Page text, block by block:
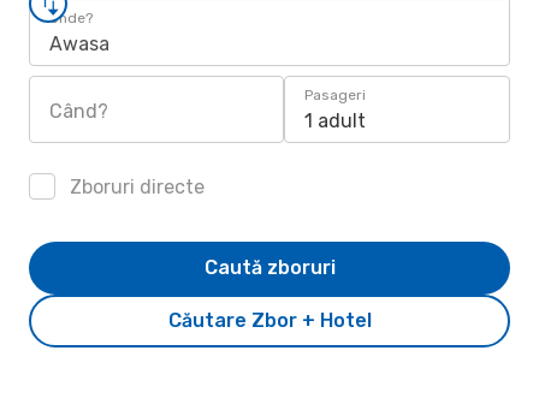
Unde?
Awasa
Când?
Pasageri
1 adult
Zboruri directe
Căutare Zbor + Hotel
Caută zboruri